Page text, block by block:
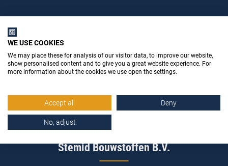
Stemid Bouwstoffen B.V.
WE USE COOKIES
We may place these for analysis of our visitor data, to improve our website,
show personalised content and to give you a great website experience. For
more information about the cookies we use open the settings.
Accept all Deny
No, adjust